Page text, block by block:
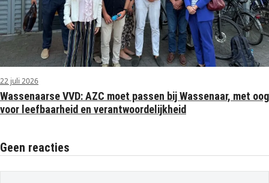
22 juli 2026
Wassenaarse VVD: AZC moet passen bij Wassenaar, met oog
voor leefbaarheid en verantwoordelijkheid
Geen reacties